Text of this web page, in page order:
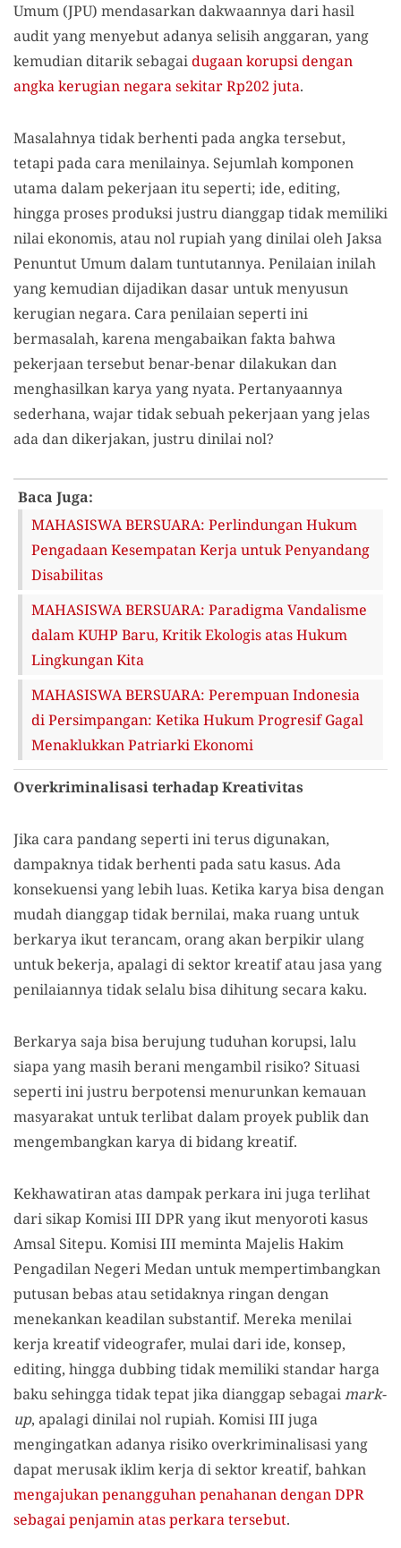
Umum (JPU) mendasarkan dakwaannya dari hasil
audit yang menyebut adanya selisih anggaran, yang
kemudian ditarik sebagaidugaan korupsi dengan
angka kerugian negara sekitar Rp202 juta.
Masalahnya tidak berhenti pada angka tersebut,
tetapi pada cara menilainya. Sejumlah komponen
utama dalam pekerjaan itu seperti; ide, editing,
hingga proses produksi justru dianggap tidak memiliki
nilai ekonomis, atau nol rupiah yang dinilai oleh Jaksa
Penuntut Umum dalam tuntutannya. Penilaian inilah
yang kemudian dijadikan dasar untuk menyusun
kerugian negara. Cara penilaian seperti ini
bermasalah, karena mengabaikan fakta bahwa
pekerjaan tersebut benar-benar dilakukan dan
menghasilkan karya yang nyata. Pertanyaannya
sederhana, wajar tidak sebuah pekerjaan yang jelas
ada dan dikerjakan, justru dinilai nol?
Baca Juga:
MAHASISWA BERSUARA: Perlindungan Hukum
Pengadaan Kesempatan Kerja untuk Penyandang
Disabilitas
MAHASISWA BERSUARA: Paradigma Vandalisme
dalam KUHP Baru, Kritik Ekologis atas Hukum
Lingkungan Kita
MAHASISWA BERSUARA: Perempuan Indonesia
di Persimpangan: Ketika Hukum Progresif Gagal
Menaklukkan Patriarki Ekonomi
Overkriminalisasi terhadap Kreativitas
Jika cara pandang seperti ini terus digunakan,
dampaknya tidak berhenti pada satu kasus. Ada
konsekuensi yang lebih luas. Ketika karya bisa dengan
mudah dianggap tidak bernilai, maka ruang untuk
berkarya ikut terancam, orang akan berpikir ulang
untuk bekerja, apalagi di sektor kreatif atau jasa yang
penilaiannya tidak selalu bisa dihitung secara kaku.
Berkarya saja bisa berujung tuduhan korupsi, lalu
siapa yang masih berani mengambil risiko? Situasi
seperti ini justru berpotensi menurunkan kemauan
masyarakat untuk terlibat dalam proyek publik dan
mengembangkan karya di bidang kreatif.
Kekhawatiran atas dampak perkara ini juga terlihat
dari sikap Komisi III DPR yang ikut menyoroti kasus
Amsal Sitepu. Komisi III meminta Majelis Hakim
Pengadilan Negeri Medan untuk mempertimbangkan
putusan bebas atau setidaknya ringan dengan
menekankan keadilan substantif. Mereka menilai
kerja kreatif videografer, mulai dari ide, konsep,
editing, hingga dubbing tidak memiliki standar harga
baku sehingga tidak tepat jika dianggap sebagaimark-
up, apalagi dinilai nol rupiah. Komisi III juga
mengingatkan adanya risiko overkriminalisasi yang
dapat merusak iklim kerja di sektor kreatif, bahkan
mengajukan penangguhan penahanan dengan DPR
sebagai penjamin atas perkara tersebut.